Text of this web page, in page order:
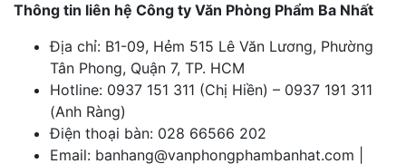
Thông tin liên hệ Công ty Văn Phòng Phẩm Ba Nhất
Địa chỉ: B1-09, Hẻm 515 Lê Văn Lương, Phường
Tân Phong, Quận 7, TP. HCM
Hotline: 0937 151 311 (Chị Hiền) – 0937 191 311
(Anh Ràng)
Điện thoại bàn: 028 66566 202
Email: banhang@vanphongphambanhat.com |